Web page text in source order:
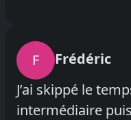
F
Frédéric
J’ai skippé le
intermédiaire